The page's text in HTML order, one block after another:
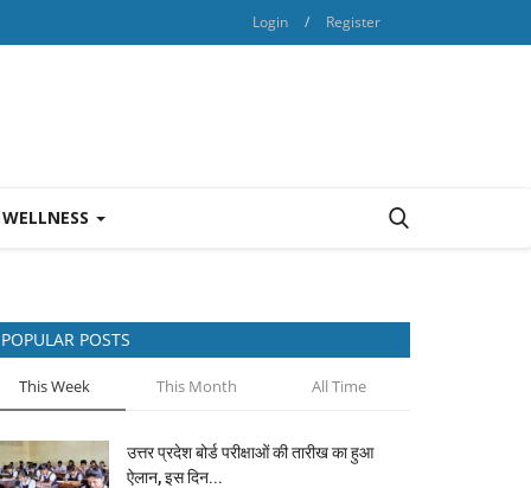
Login / Register
POPULAR POSTS
This Week This Month All Time
उत्तर प्रदेश बोर्ड परीक्षाओं की तारीख का हुआ
ऐलान, इस दिन...